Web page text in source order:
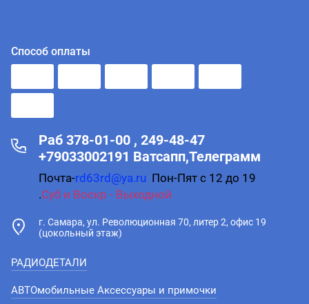
Способ оплаты
Раб 378-01-00 , 249-48-47
+79033002191 Ватсапп,Телеграмм
Почта-rd63rd@ya.ru Пон-Пят с 12 до 19
.Суб и Воскр - Выходной
г. Самара, ул. Революционная 70, литер 2, офис 19
(цокольный этаж)
РАДИОДЕТАЛИ
АВТОмобильные Аксессуары и примочки